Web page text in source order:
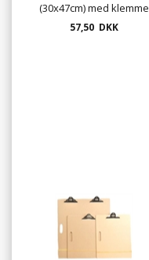
(30x47cm) med klemme
UDSOLGT
57,50 DKK